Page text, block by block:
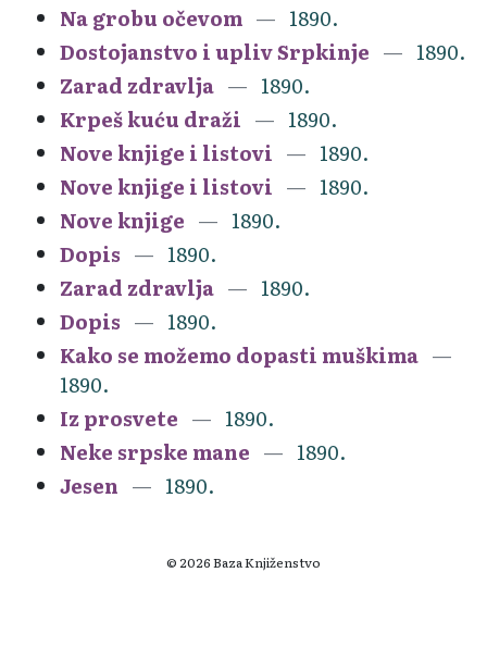
Na grobu očevom
1890.
Dostojanstvo i upliv Srpkinje
1890.
Zarad zdravlja
1890.
Krpeš kuću draži
1890.
Nove knjige i listovi
1890.
Nove knjige i listovi
1890.
Nove knjige
1890.
Dopis
1890.
Zarad zdravlja
1890.
Dopis
1890.
Kako se možemo dopasti muškima
1890.
Iz prosvete
1890.
Neke srpske mane
1890.
Jesen
1890.
© 2026 Baza Knjiženstvo